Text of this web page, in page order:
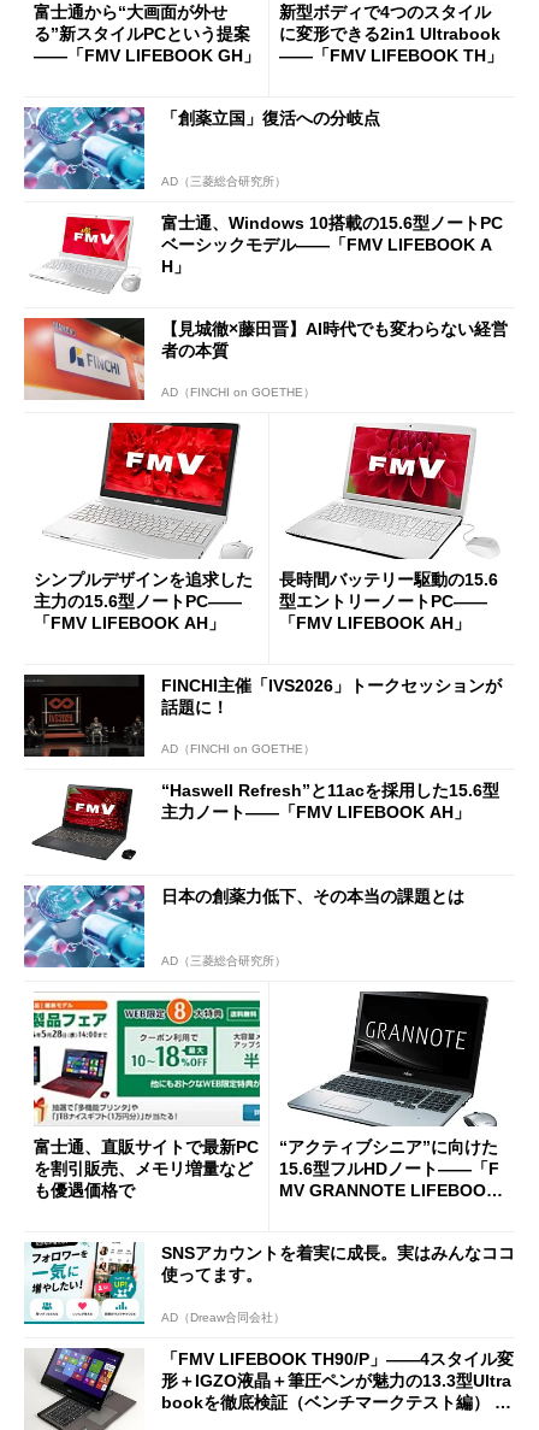
富士通から“大画面が外せ
る”新スタイルPCという提案
――「FMV LIFEBOOK GH」
新型ボディで4つのスタイル
に変形できる2in1 Ultrabook
――「FMV LIFEBOOK TH」
「創薬立国」復活への分岐点
AD（三菱総合研究所）
富士通、Windows 10搭載の15.6型ノートPC
ベーシックモデル――「FMV LIFEBOOK A
H」
【見城徹×藤田晋】AI時代でも変わらない経営
者の本質
AD（FINCHI on GOETHE）
シンプルデザインを追求した
主力の15.6型ノートPC――
「FMV LIFEBOOK AH」
長時間バッテリー駆動の15.6
型エントリーノートPC――
「FMV LIFEBOOK AH」
FINCHI主催「IVS2026」トークセッションが
話題に！
AD（FINCHI on GOETHE）
“Haswell Refresh”と11acを採用した15.6型
主力ノート――「FMV LIFEBOOK AH」
日本の創薬力低下、その本当の課題とは
AD（三菱総合研究所）
富士通、直販サイトで最新PC
を割引販売、メモリ増量など
も優遇価格で
“アクティブシニア”に向けた
15.6型フルHDノート――「F
MV GRANNOTE LIFEBOOK
SNSアカウントを着実に成長。実はみんなココ
使ってます。
AD（Dreaw合同会社）
「FMV LIFEBOOK TH90/P」――4スタイル変
形＋IGZO液晶＋筆圧ペンが魅力の13.3型Ultra
bookを徹底検証（ベンチマークテスト編） (1/